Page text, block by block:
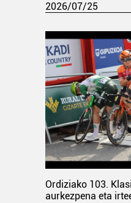
2026/07/25
Ordiziako 103.
aurkezpena eta